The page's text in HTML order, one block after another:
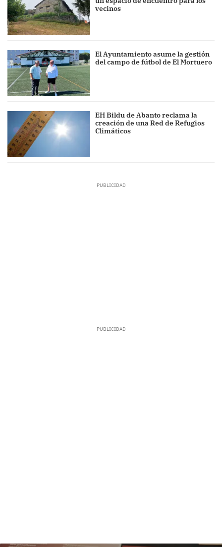
vecinos
El Ayuntamiento asume la gestión
del campo de fútbol de El Mortuero
EH Bildu de Abanto reclama la
creación de una Red de Refugios
Climáticos